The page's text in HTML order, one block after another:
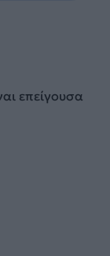
επείγουσα